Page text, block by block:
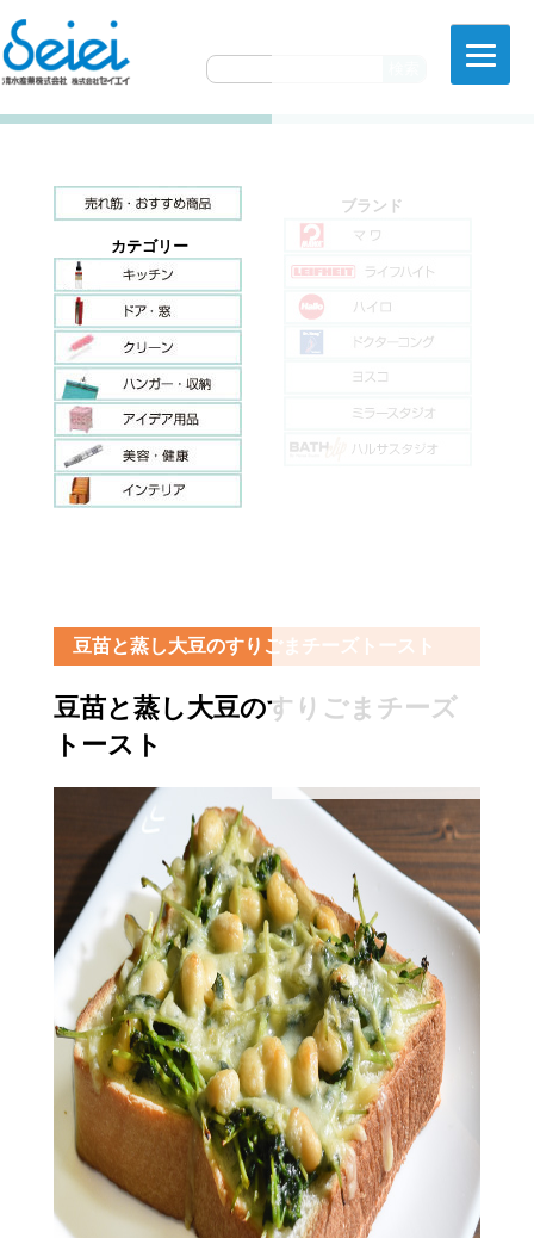
カテゴリー
ブランド
豆苗と蒸し大豆のすりごまチーズトースト
豆苗と蒸し大豆のすりごまチーズ
トースト